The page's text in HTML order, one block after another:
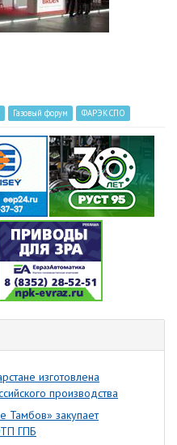
Газовый форум ФАРЭКСПО
изготовлена
производства
Тамбов» закупает
ГПБ